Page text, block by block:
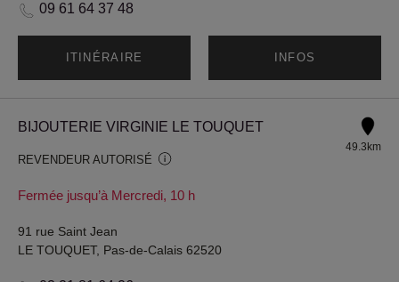
09 61 64 37 48
ITINÉRAIRE INFOS
BIJOUTERIE VIRGINIE LE TOUQUET
REVENDEUR AUTORISÉ
Fermée jusqu’à Mercredi, 10 h
49.3km
91 rue Saint Jean
LE TOUQUET, Pas-de-Calais 62520